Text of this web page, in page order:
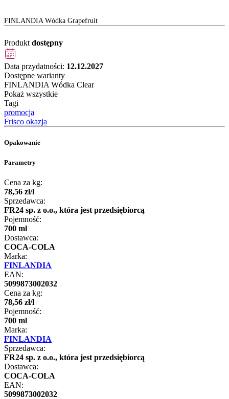
FINLANDIA Wódka Grapefruit
Produkt dostępny
Data przydatności: 12.12.2027
Dostępne warianty
FINLANDIA Wódka Clear
Pokaż wszystkie
Tagi
promocja
Frisco okazja
Opakowanie
Parametry
Cena za kg:
78,56 zł/l
Sprzedawca:
FR24 sp. z o.o., która jest przedsiębiorcą
Pojemność:
700 ml
Dostawca:
COCA-COLA
Marka:
FINLANDIA
EAN:
5099873002032
Cena za kg:
78,56 zł/l
Pojemność:
700 ml
Marka:
FINLANDIA
Sprzedawca:
FR24 sp. z o.o., która jest przedsiębiorcą
Dostawca:
COCA-COLA
EAN:
5099873002032